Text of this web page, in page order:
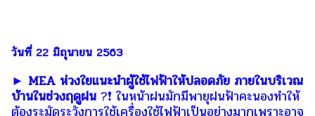
วันที่ 22 มิถุนายน 2563
► MEA ห่วงใยแนะนำผู้ใช้ไฟฟ้าให้ปลอดภัย ภายในบริเวณ
บ้านในช่วงฤดูฝน ?❗️ ในหน้าฝนมักมีพายุฝนฟ้าคะนองทำให้
ต้องระมัดระวังการใช้เครื่องใช้ไฟฟ้าเป็นอย่างมากเพราะอาจ